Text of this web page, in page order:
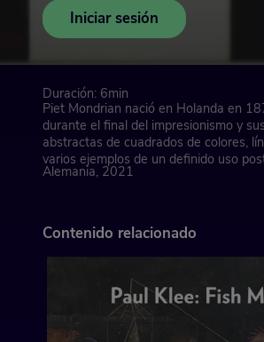
Iniciar sesión
Duración: 6min
Piet Mondrian nació en Holanda en
durante el final del impresionismo y
abstractas de cuadrados de colores,
varios ejemplos de un definido uso
Alemania, 2021
Contenido relacionado